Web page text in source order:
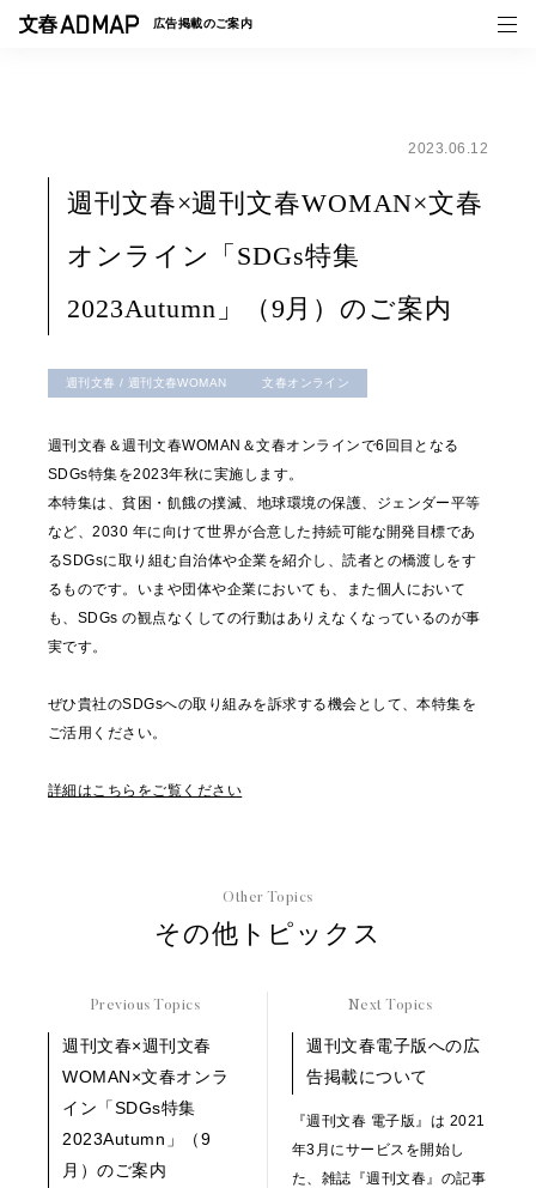
広告掲載のご案内
事例一覧
トピックス
2023.06.12
週刊文春×週刊文春WOMAN×文春
オンライン「SDGs特集
2023Autumn」（9月）のご案内
週刊文春 / 週刊文春WOMAN 文春オンライン
週刊文春＆週刊文春WOMAN＆文春オンラインで6回目となる
SDGs特集を2023年秋に実施します。
本特集は、貧困・飢餓の撲滅、地球環境の保護、ジェンダー平等
など、2030 年に向けて世界が合意した持続可能な開発目標であ
るSDGsに取り組む自治体や企業を紹介し、読者との橋渡しをす
るものです。いまや団体や企業においても、また個人において
も、SDGs の観点なくしての行動はありえなくなっているのが事
実です。
ぜひ貴社のSDGsへの取り組みを訴求する機会として、本特集を
ご活用ください。
詳細はこちらをご覧ください
Other Topics
その他トピックス
Previous Topics
週刊文春×週刊文春
WOMAN×文春オンラ
イン「SDGs特集
2023Autumn」（9
月）のご案内
Next Topics
週刊文春電子版への広
告掲載について
『週刊文春 電子版』は 2021
年3月にサービスを開始し
た、雑誌『週刊文春』の記事